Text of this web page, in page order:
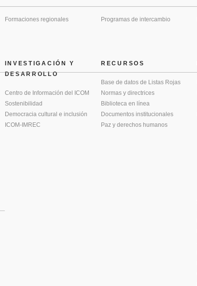
Formaciones regionales Programas de intercambio
INVESTIGACIÓN Y
DESARROLLO
Centro de Información del ICOM
Sostenibilidad
Democracia cultural e inclusión
ICOM-IMREC
RECURSOS
Base de datos de Listas Rojas
Normas y directrices
Biblioteca en línea
Documentos institucionales
Paz y derechos humanos